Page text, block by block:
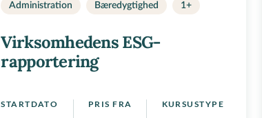
Administration Bæredygtighed 1+
Virksomhedens ESG-
rapportering
STARTDATO PRIS FRA KURSUSTYPE